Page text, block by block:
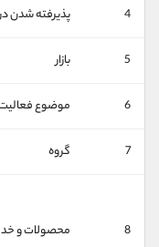
پذیرفته شدن در
موضوع فعالیت
گروه
محصولات و